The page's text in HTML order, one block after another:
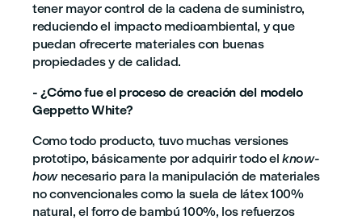
tener mayor control de la cadena de suministro,
reduciendo el impacto medioambiental, y que
puedan ofrecerte materiales con buenas
propiedades y de calidad.
- ¿Cómo fue el proceso de creación del modelo
Geppetto White?
Como todo producto, tuvo muchas versiones
prototipo, básicamente por adquirir todo el know-
hownecesario para la manipulación de materiales
no convencionales como la suela de látex 100%
natural, el forro de bambú 100%, los refuerzos